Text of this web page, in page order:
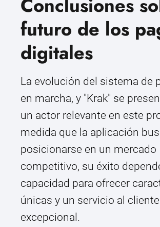
futuro de los
digitales
La evolución del sistema de
en marcha, y "Krak" se
un actor relevante en este
medida que la aplicación
posicionarse en un mercado
competitivo, su éxito
capacidad para ofrecer
únicas y un servicio al cliente
excepcional.